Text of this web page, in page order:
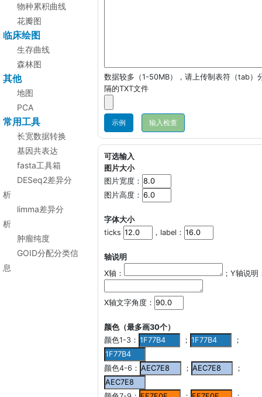
物种累积曲线
花瓣图
临床绘图
生存曲线
森林图
其他
地图
PCA
常用工具
长宽数据转换
基因共表达
fasta工具箱
DESeq2差异分
析
limma差异分
析
肿瘤纯度
GOID分配分类信
息
数据较多（1-50MB），请上传制表符（tab）
隔的TXT文件
示例
可选输入
图片大小
图片宽度：
图片高度：
字体大小
ticks
，label：
轴说明
X轴：
；Y轴说明
X轴文字角度：
颜色（最多画30个）
颜色1-3：
； ；
颜色4-6： ； ；